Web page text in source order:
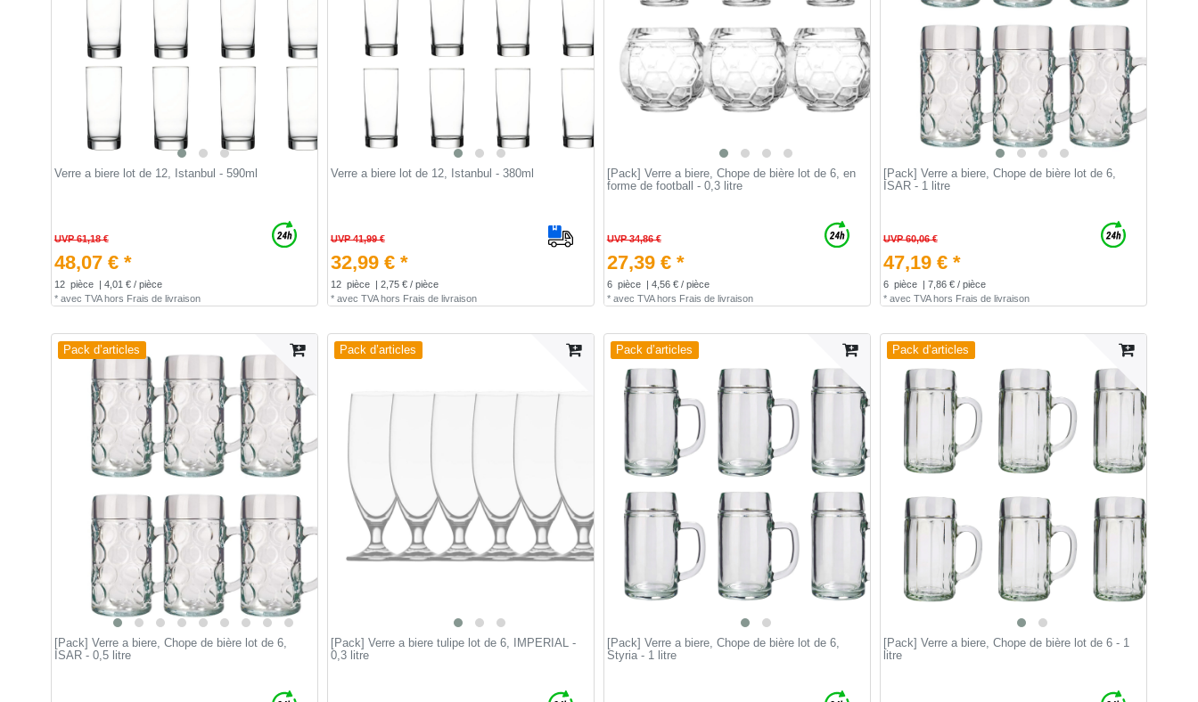
Verre a biere lot de 12, Istanbul - 590ml
UVP 61,18 €
48,07 € *
12 pièce
| 4,01 € / pièce
* avec TVAhors Frais de livraison
Verre a biere lot de 12, Istanbul - 380ml
UVP 41,99 €
32,99 € *
12 pièce
| 2,75 € / pièce
* avec TVAhors Frais de livraison
[Pack] Verre a biere, Chope de bière lot de 6, en
forme de football - 0,3 litre
UVP 34,86 €
27,39 € *
6 pièce
| 4,56 € / pièce
* avec TVAhors Frais de livraison
[Pack] Verre a biere, Chope de bière lot de 6,
ISAR - 1 litre
UVP 60,06 €
47,19 € *
6 pièce
| 7,86 € / pièce
* avec TVAhors Frais de livraison
Pack d’articles
[Pack] Verre a biere, Chope de bière lot de 6,
ISAR - 0,5 litre
Pack d’articles
[Pack] Verre a biere tulipe lot de 6, IMPERIAL -
0,3 litre
Pack d’articles
[Pack] Verre a biere, Chope de bière lot de 6,
Styria - 1 litre
Pack d’articles
[Pack] Verre a biere, Chope de bière lot de 6 - 1
litre